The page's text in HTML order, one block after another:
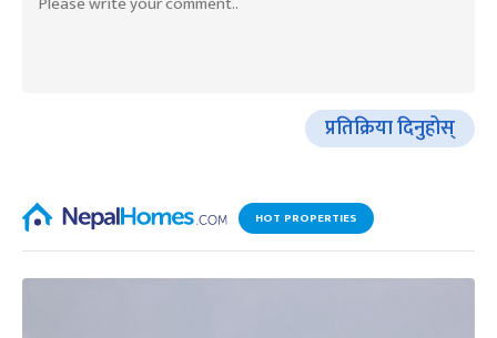
प्रतिक्रिया दिनुहोस्
HOT PROPERTIES